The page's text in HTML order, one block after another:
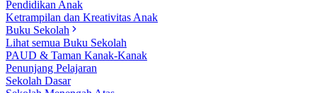
Pendidikan Anak
Ketrampilan dan Kreativitas Anak
Buku Sekolah
Lihat semua Buku Sekolah
PAUD & Taman Kanak-Kanak
Penunjang Pelajaran
Sekolah Dasar